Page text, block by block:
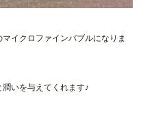
イクロファインバブルになりま
いを与えてくれます♪